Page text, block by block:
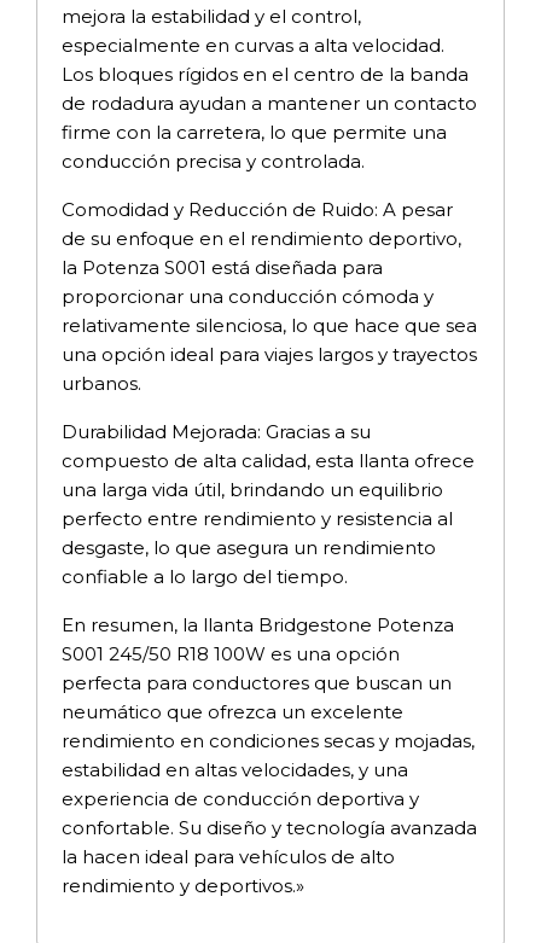
mejora la estabilidad y el control,
especialmente en curvas a alta velocidad.
Los bloques rígidos en el centro de la banda
de rodadura ayudan a mantener un contacto
firme con la carretera, lo que permite una
conducción precisa y controlada.
Comodidad y Reducción de Ruido: A pesar
de su enfoque en el rendimiento deportivo,
la Potenza S001 está diseñada para
proporcionar una conducción cómoda y
relativamente silenciosa, lo que hace que sea
una opción ideal para viajes largos y trayectos
urbanos.
Durabilidad Mejorada: Gracias a su
compuesto de alta calidad, esta llanta ofrece
una larga vida útil, brindando un equilibrio
perfecto entre rendimiento y resistencia al
desgaste, lo que asegura un rendimiento
confiable a lo largo del tiempo.
En resumen, la llanta Bridgestone Potenza
S001 245/50 R18 100W es una opción
perfecta para conductores que buscan un
neumático que ofrezca un excelente
rendimiento en condiciones secas y mojadas,
estabilidad en altas velocidades, y una
experiencia de conducción deportiva y
confortable. Su diseño y tecnología avanzada
la hacen ideal para vehículos de alto
rendimiento y deportivos.»